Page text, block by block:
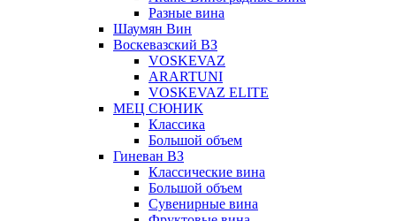
Разные вина
Шаумян Вин
Воскевазский ВЗ
VOSKEVAZ
ARARTUNI
VOSKEVAZ ELITE
МЕЦ СЮНИК
Классика
Большой объем
Гиневан ВЗ
Классические вина
Большой объем
Сувенирные вина